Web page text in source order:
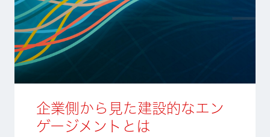
企業側から見た建設的なエン
ゲージメントとは